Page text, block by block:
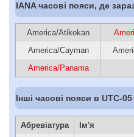
IANA часові пояси, де
America/Atikokan
America/Cayman
America/Panama
Інші часові пояси в UTC-05
Абревіатура
Ім'я